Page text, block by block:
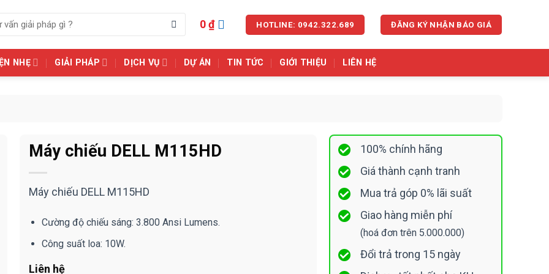
0₫ HOTLINE: 0942.322.689 ĐĂNG KÝ NHẬN BÁO GIÁ
NHẸ GIẢI PHÁP DỊCH VỤ DỰ ÁN TIN TỨC GIỚI THIỆU LIÊN HỆ
Máy chiếu DELL M115HD
Máy chiếu DELL M115HD
Cường độ chiếu sáng: 3.800 Ansi Lumens.
Công suất loa: 10W.
Liên hệ
100% chính hãng
Giá thành cạnh tranh
Mua trả góp 0% lãi suất
Giao hàng miễn phí
(hoá đơn trên 5.000.000)
Đổi trả trong 15 ngày